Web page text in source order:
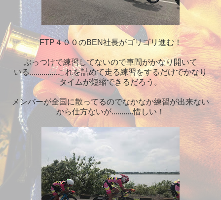
FTP４００のBEN社長がゴリゴリ進む！
ぶっつけで練習してないので車間がかなり開いて
いる..............これを詰めて走る練習をするだけでかなり
タイムが短縮できるだろう。
メンバーが全国に散ってるのでなかなか練習が出来ない
から仕方ないが...........惜しい！